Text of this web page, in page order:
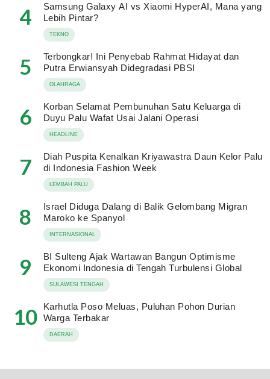
4
Samsung Galaxy AI vs Xiaomi HyperAI, Mana yang
Lebih Pintar?
TEKNO
5
Terbongkar! Ini Penyebab Rahmat Hidayat dan
Putra Erwiansyah Didegradasi PBSI
OLAHRAGA
6
Korban Selamat Pembunuhan Satu Keluarga di
Duyu Palu Wafat Usai Jalani Operasi
HEADLINE
7
Diah Puspita Kenalkan Kriyawastra Daun Kelor Palu
di Indonesia Fashion Week
LEMBAH PALU
8
Israel Diduga Dalang di Balik Gelombang Migran
Maroko ke Spanyol
INTERNASIONAL
9
BI Sulteng Ajak Wartawan Bangun Optimisme
Ekonomi Indonesia di Tengah Turbulensi Global
SULAWESI TENGAH
10
Karhutla Poso Meluas, Puluhan Pohon Durian
Warga Terbakar
DAERAH